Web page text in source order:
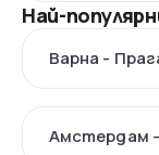
Най-
Варна -
Амстердам